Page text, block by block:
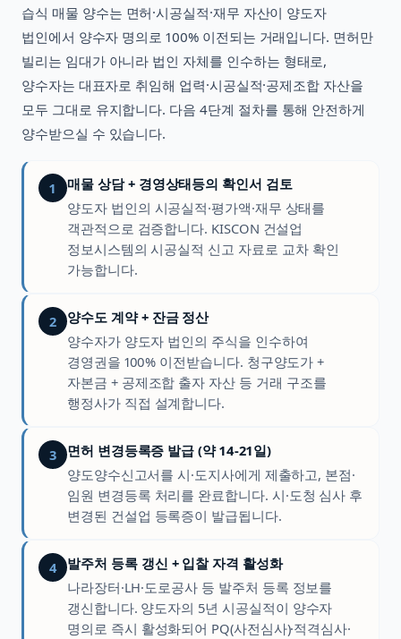
습식 매물 양수는 면허·시공실적·재무 자산이 양도자
법인에서 양수자 명의로 100% 이전되는 거래입니다. 면허만
빌리는 임대가 아니라 법인 자체를 인수하는 형태로,
양수자는 대표자로 취임해 업력·시공실적·공제조합 자산을
모두 그대로 유지합니다. 다음 4단계 절차를 통해 안전하게
양수받으실 수 있습니다.
1
매물 상담 + 경영상태등의 확인서 검토
양도자 법인의 시공실적·평가액·재무 상태를
객관적으로 검증합니다. KISCON 건설업
정보시스템의 시공실적 신고 자료로 교차 확인
가능합니다.
2
양수도 계약 + 잔금 정산
양수자가 양도자 법인의 주식을 인수하여
경영권을 100% 이전받습니다. 청구양도가 +
자본금 + 공제조합 출자 자산 등 거래 구조를
행정사가 직접 설계합니다.
3
면허 변경등록증 발급 (약 14-21일)
양도양수신고서를 시·도지사에게 제출하고, 본점·
임원 변경등록 처리를 완료합니다. 시·도청 심사 후
변경된 건설업 등록증이 발급됩니다.
4
발주처 등록 갱신 + 입찰 자격 활성화
나라장터·LH·도로공사 등 발주처 등록 정보를
갱신합니다. 양도자의 5년 시공실적이 양수자
명의로 즉시 활성화되어 PQ(사전심사)·적격심사·